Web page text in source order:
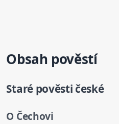
Obsah pověstí
Staré pověsti české
O Čechovi